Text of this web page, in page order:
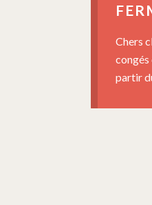
Chers
congés
partir